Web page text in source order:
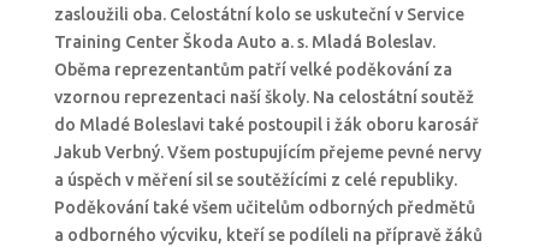
zasloužili oba. Celostátní kolo se uskuteční v Service
Training Center Škoda Auto a. s. Mladá Boleslav.
Oběma reprezentantům patří velké poděkování za
vzornou reprezentaci naší školy. Na celostátní soutěž
do Mladé Boleslavi také postoupil i žák oboru karosář
Jakub Verbný. Všem postupujícím přejeme pevné nervy
a úspěch v měření sil se soutěžícími z celé republiky.
Poděkování také všem učitelům odborných předmětů
a odborného výcviku, kteří se podíleli na přípravě žáků